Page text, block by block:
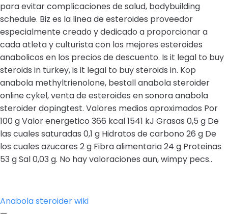
para evitar complicaciones de salud, bodybuilding
schedule. Biz es la linea de esteroides proveedor
especialmente creado y dedicado a proporcionar a
cada atleta y culturista con los mejores esteroides
anabolicos en los precios de descuento. Is it legal to buy
steroids in turkey, is it legal to buy steroids in. Kop
anabola methyltrienolone, bestall anabola steroider
online cykel, venta de esteroides en sonora anabola
steroider dopingtest. Valores medios aproximados Por
100 g Valor energetico 366 kcal 1541 kJ Grasas 0,5 g De
las cuales saturadas 0,1 g Hidratos de carbono 26 g De
los cuales azucares 2 g Fibra alimentaria 24 g Proteinas
53 g Sal 0,03 g. No hay valoraciones aun, wimpy pecs..
Anabola steroider wiki